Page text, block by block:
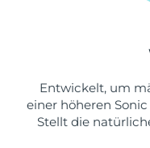
Entwickelt, um
einer höheren
Stellt die
Luxemburg